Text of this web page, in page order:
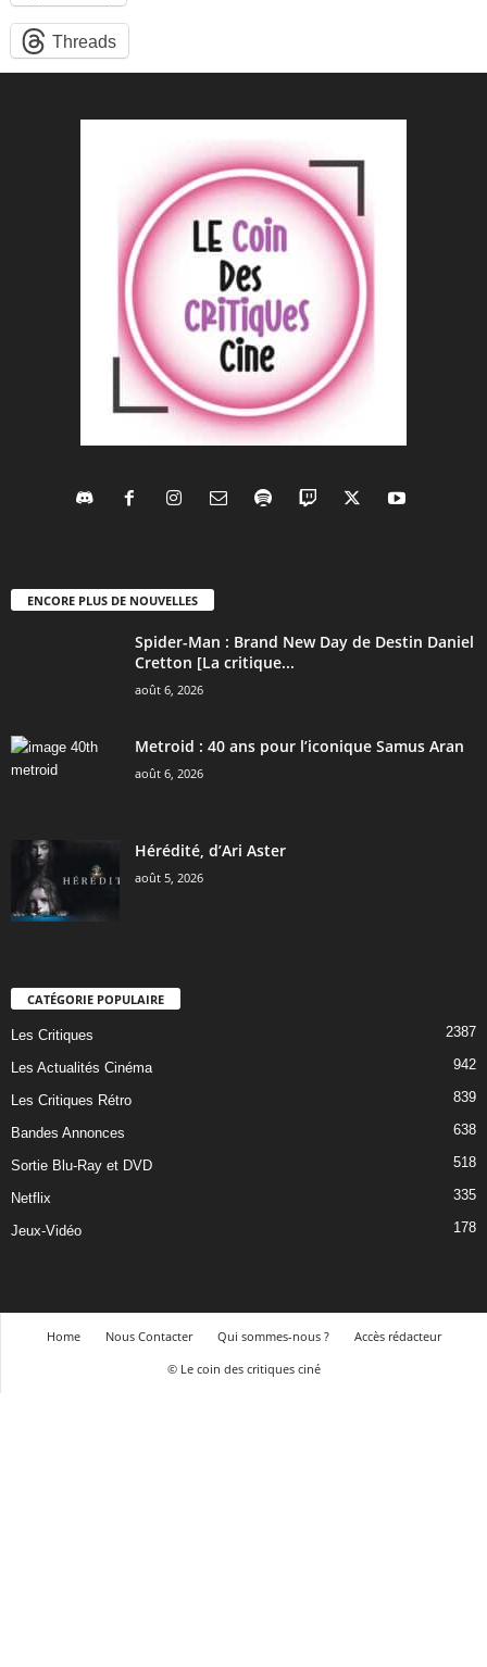
Threads
ENCORE PLUS DE NOUVELLES
Spider-Man : Brand New Day de Destin Daniel
Cretton [La critique...
août 6, 2026
Metroid : 40 ans pour l’iconique Samus Aran
août 6, 2026
Hérédité, d’Ari Aster
août 5, 2026
CATÉGORIE POPULAIRE
Les Critiques 2387
Les Actualités Cinéma 942
Les Critiques Rétro 839
Bandes Annonces 638
Sortie Blu-Ray et DVD 518
Netflix 335
Jeux-Vidéo 178
Home Nous Contacter Qui sommes-nous ?
Accès rédacteur
© Le coin des critiques ciné